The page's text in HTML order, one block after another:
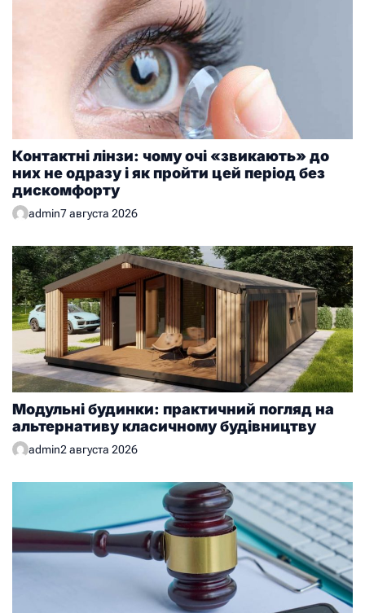
Контактні лінзи: чому очі «звикають» до
них не одразу і як пройти цей період без
дискомфорту
admin7 августа 2026
Модульні будинки: практичний погляд на
альтернативу класичному будівництву
admin2 августа 2026